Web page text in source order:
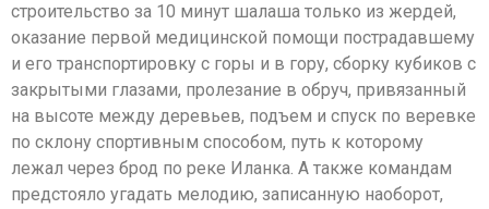
строительство за 10 минут шалаша только из жердей,
оказание первой медицинской помощи пострадавшему
и его транспортировку с горы и в гору, сборку кубиков с
закрытыми глазами, пролезание в обруч, привязанный
на высоте между деревьев, подъем и спуск по веревке
по склону спортивным способом, путь к которому
лежал через брод по реке Иланка. А также командам
предстояло угадать мелодию, записанную наоборот,